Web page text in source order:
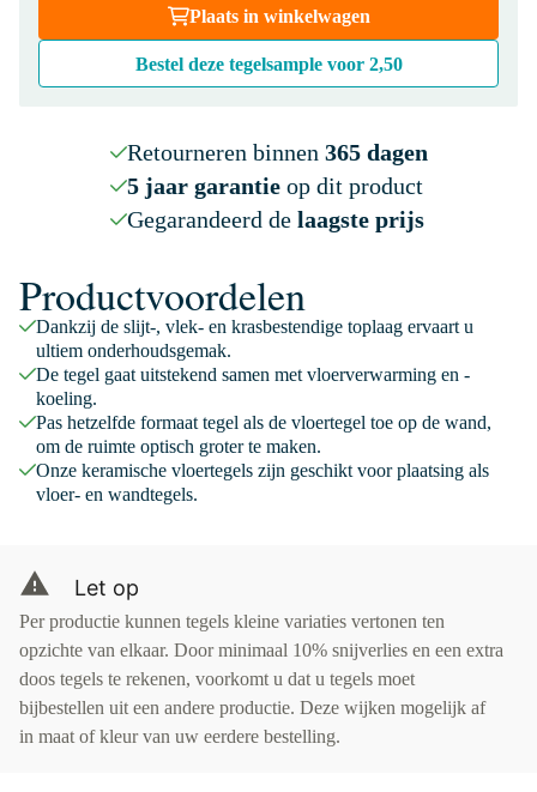
Plaats in winkelwagen
Bestel deze tegelsample voor 2,50
Retourneren binnen 365 dagen
5 jaar garantieop dit product
Gegarandeerd de laagste prijs
Productvoordelen
Dankzij de slijt-, vlek- en krasbestendige toplaag ervaart u
ultiem onderhoudsgemak.
De tegel gaat uitstekend samen met vloerverwarming en -
koeling.
Pas hetzelfde formaat tegel als de vloertegel toe op de wand,
om de ruimte optisch groter te maken.
Onze keramische vloertegels zijn geschikt voor plaatsing als
vloer- en wandtegels.
Let op
Per productie kunnen tegels kleine variaties vertonen ten
opzichte van elkaar. Door minimaal 10% snijverlies en een extra
doos tegels te rekenen, voorkomt u dat u tegels moet
bijbestellen uit een andere productie. Deze wijken mogelijk af
in maat of kleur van uw eerdere bestelling.